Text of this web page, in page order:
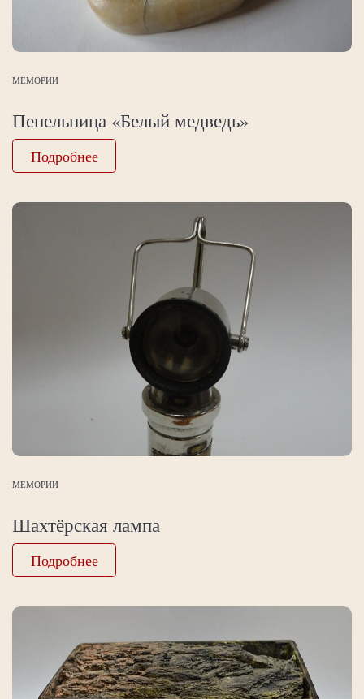
МЕМОРИИ
Пепельница «Белый медведь»
Подробнее
МЕМОРИИ
Шахтёрская лампа
Подробнее